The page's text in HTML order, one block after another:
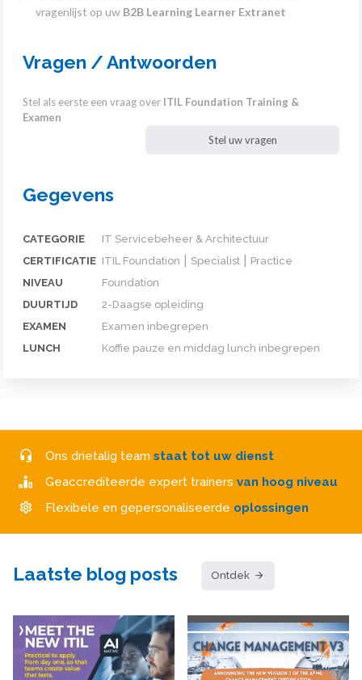
vragenlijst op uw B2B Learning Learner Extranet
Vragen / Antwoorden
Stel als eerste een vraag over ITIL Foundation Training &
Examen
Stel uw vragen
Gegevens
CATEGORIE
IT Servicebeheer & Architectuur
CERTIFICATIE ITIL Foundation ⎮ Specialist ⎮ Practice
NIVEAU
Foundation
DUURTIJD
2-Daagse opleiding
EXAMEN
Examen inbegrepen
LUNCH
Koffie pauze en middag lunch inbegrepen
Ons drietalig team staat tot uw dienst
Geaccrediteerde expert trainers van hoog niveau
Flexibele en gepersonaliseerde oplossingen
Laatste blog posts Ontdek